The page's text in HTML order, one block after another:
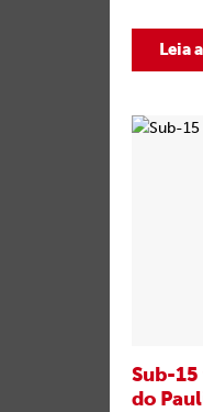
Leia
Sub-15
do